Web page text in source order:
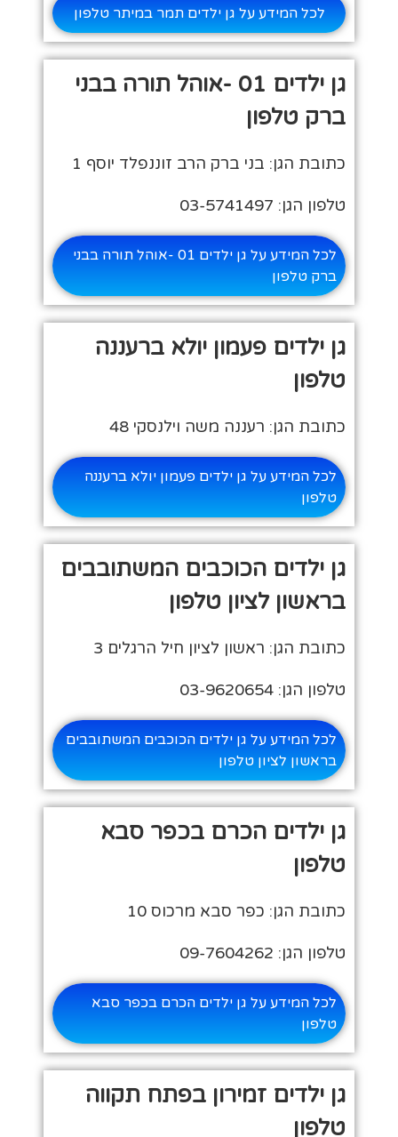
לכל המידע על גן ילדים תמר במיתר טלפון
גן ילדים 01 -אוהל תורה בבני
ברק טלפון
כתובת הגן: בני ברק הרב זוננפלד יוסף 1
טלפון הגן: 03-5741497
לכל המידע על גן ילדים 01 -אוהל תורה בבני
ברק טלפון
גן ילדים פעמון יולא ברעננה
טלפון
כתובת הגן: רעננה משה וילנסקי 48
לכל המידע על גן ילדים פעמון יולא ברעננה
טלפון
גן ילדים הכוכבים המשתובבים
בראשון לציון טלפון
כתובת הגן: ראשון לציון חיל הרגלים 3
טלפון הגן: 03-9620654
לכל המידע על גן ילדים הכוכבים המשתובבים
בראשון לציון טלפון
גן ילדים הכרם בכפר סבא
טלפון
כתובת הגן: כפר סבא מרכוס 10
טלפון הגן: 09-7604262
לכל המידע על גן ילדים הכרם בכפר סבא
טלפון
גן ילדים זמירון בפתח תקווה
טלפון